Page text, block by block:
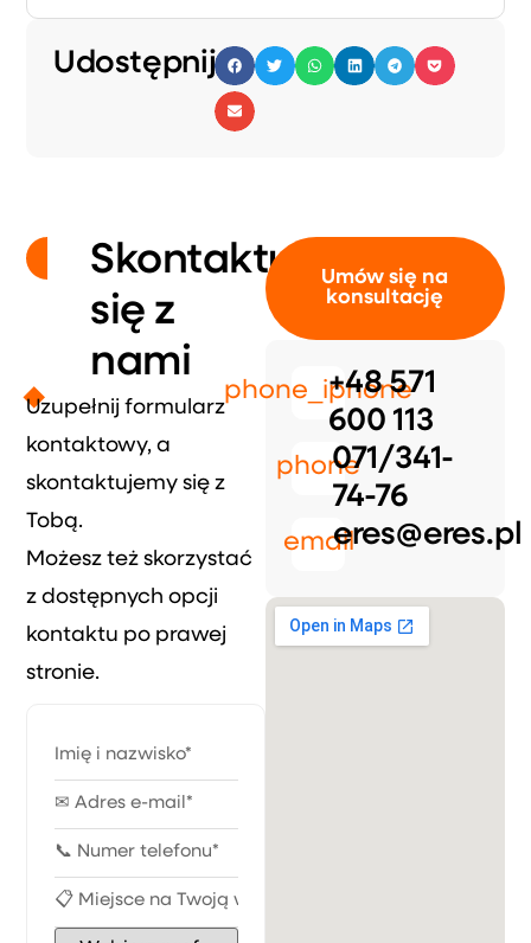
Udostępnij:
Skontaktuj
się z
nami
Uzupełnij formularz
kontaktowy, a
skontaktujemy się z
Tobą.
Możesz też skorzystać
z dostępnych opcji
kontaktu po prawej
stronie.
Umów się na
konsultację
phone_iphone
+48 571
600 113
phone071/341-
74-76
emaileres@eres.pl